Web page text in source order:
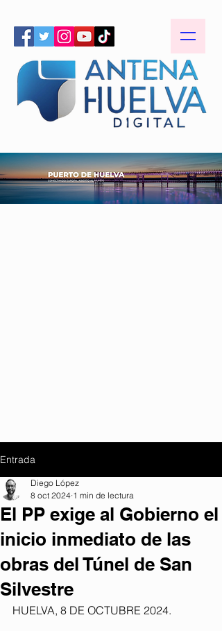
Entrada
El PP exige al Gobierno el
inicio inmediato de las
obras del Túnel de San
Silvestre
Diego López
8 oct 2024 1 min de lectura
HUELVA, 8 DE OCTUBRE 2024.